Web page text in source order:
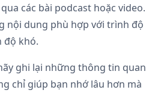
các bài podcast hoặc video.
nội dung phù hợp với trình độ
độ khó.
ghi lại những thông tin quan
chỉ giúp bạn nhớ lâu hơn mà